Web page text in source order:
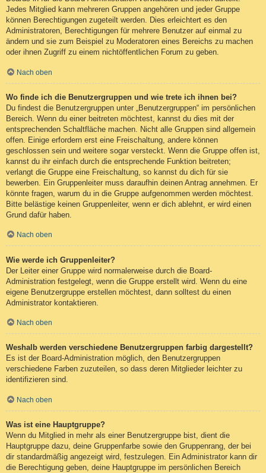
Jedes Mitglied kann mehreren Gruppen angehören und jeder Gruppe
können Berechtigungen zugeteilt werden. Dies erleichtert es den
Administratoren, Berechtigungen für mehrere Benutzer auf einmal zu
ändern und sie zum Beispiel zu Moderatoren eines Bereichs zu machen
oder ihnen Zugriff zu einem nichtöffentlichen Forum zu geben.
Nach oben
Wo finde ich die Benutzergruppen und wie trete ich ihnen bei?
Du findest die Benutzergruppen unter „Benutzergruppen“ im persönlichen
Bereich. Wenn du einer beitreten möchtest, kannst du dies mit der
entsprechenden Schaltfläche machen. Nicht alle Gruppen sind allgemein
offen. Einige erfordern erst eine Freischaltung, andere können
geschlossen sein und weitere sogar versteckt. Wenn die Gruppe offen ist,
kannst du ihr einfach durch die entsprechende Funktion beitreten;
verlangt die Gruppe eine Freischaltung, so kannst du dich für sie
bewerben. Ein Gruppenleiter muss daraufhin deinen Antrag annehmen. Er
könnte fragen, warum du in die Gruppe aufgenommen werden möchtest.
Bitte belästige keinen Gruppenleiter, wenn er dich ablehnt, er wird einen
Grund dafür haben.
Nach oben
Wie werde ich Gruppenleiter?
Der Leiter einer Gruppe wird normalerweise durch die Board-
Administration festgelegt, wenn die Gruppe erstellt wird. Wenn du eine
eigene Benutzergruppe erstellen möchtest, dann solltest du einen
Administrator kontaktieren.
Nach oben
Weshalb werden verschiedene Benutzergruppen farbig dargestellt?
Es ist der Board-Administration möglich, den Benutzergruppen
verschiedene Farben zuzuteilen, so dass deren Mitglieder leichter zu
identifizieren sind.
Nach oben
Was ist eine Hauptgruppe?
Wenn du Mitglied in mehr als einer Benutzergruppe bist, dient die
Hauptgruppe dazu, deine Gruppenfarbe sowie den Gruppenrang, der bei
dir standardmäßig angezeigt wird, festzulegen. Ein Administrator kann dir
die Berechtigung geben, deine Hauptgruppe im persönlichen Bereich